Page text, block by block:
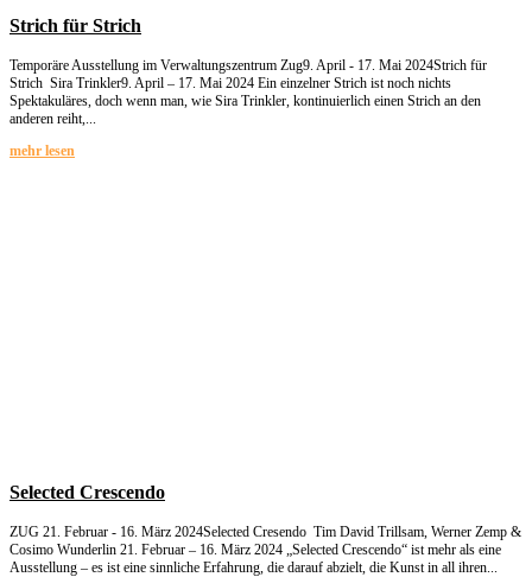
Strich für Strich
Temporäre Ausstellung im Verwaltungszentrum Zug9. April - 17. Mai 2024Strich für
Strich Sira Trinkler9. April – 17. Mai 2024 Ein einzelner Strich ist noch nichts
Spektakuläres, doch wenn man, wie Sira Trinkler, kontinuierlich einen Strich an den
anderen reiht,...
mehr lesen
Selected Crescendo
ZUG 21. Februar - 16. März 2024Selected Cresendo Tim David Trillsam, Werner Zemp &
Cosimo Wunderlin 21. Februar – 16. März 2024 „Selected Crescendo“ ist mehr als eine
Ausstellung – es ist eine sinnliche Erfahrung, die darauf abzielt, die Kunst in all ihren...